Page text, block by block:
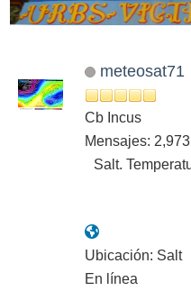
meteosat71
Cb Incus
Mensajes: 2,973
Salt.
Ubicación: Salt
En línea